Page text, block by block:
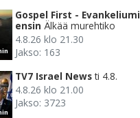
Gospel First - Evankeliumi
ensin Älkää murehtiko
4.8.26 klo 21.30
Jakso: 163
TV7 Israel News ti 4.8.
4.8.26 klo 21.00
Jakso: 3723